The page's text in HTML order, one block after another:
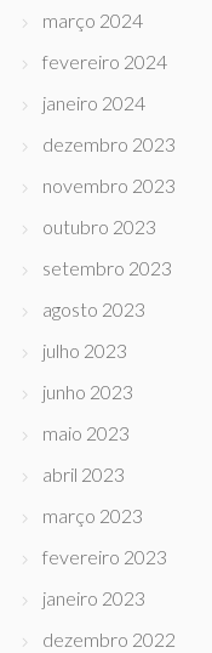
março 2024
fevereiro 2024
janeiro 2024
dezembro 2023
novembro 2023
outubro 2023
setembro 2023
agosto 2023
julho 2023
junho 2023
maio 2023
abril 2023
março 2023
fevereiro 2023
janeiro 2023
dezembro 2022